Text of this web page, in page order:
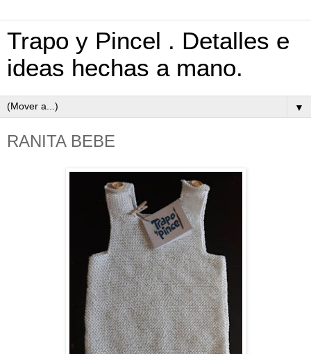
Trapo y Pincel . Detalles e
ideas hechas a mano.
▼
RANITA BEBE